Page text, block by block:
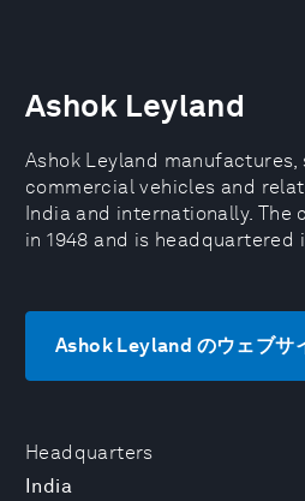
Headquarters
India
Ashok Leyland
Ashok Leyland
commercial vehicles and
India and internationally. The
in 1948 and is headquartered
Ashok Leyland のウェブサ